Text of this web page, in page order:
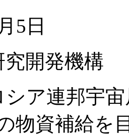
5日
開発機構
ア連邦宇
の物資補給